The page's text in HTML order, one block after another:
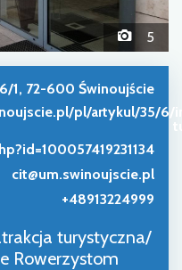
5
1, 72-600 Świnoujście
pl/artykul/35/6/
cit@um.swinoujscie.pl
+48913224999
turystyczna/
Rowerzystom